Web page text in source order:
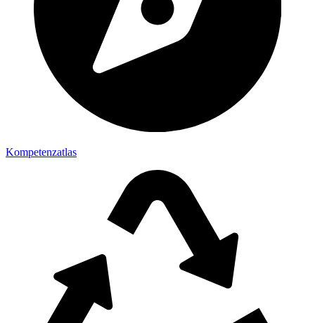
Kompetenzatlas